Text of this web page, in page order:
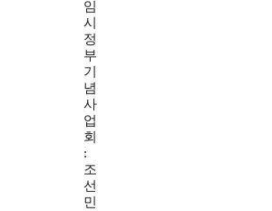
임
시
정
부
기
념
사
업
회
:
조
선
민